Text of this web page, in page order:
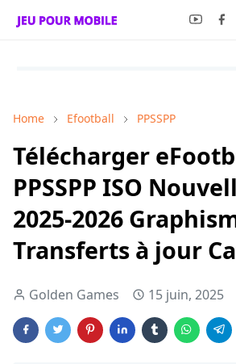
Home Efootball PPSSPP
Télécharger
PPSSPP ISO
2025-2026
Transferts à jour
Golden Games 15 juin, 2025